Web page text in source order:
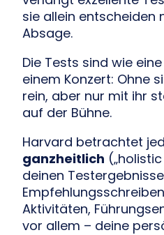
sie allein entscheiden
Absage.
Die Tests sind wie
einem Konzert: Ohne
rein, aber nur mit ihr
auf der Bühne.
Harvard betrachtet
ganzheitlich
deinen
Aktivitäten,
vor allem – deine